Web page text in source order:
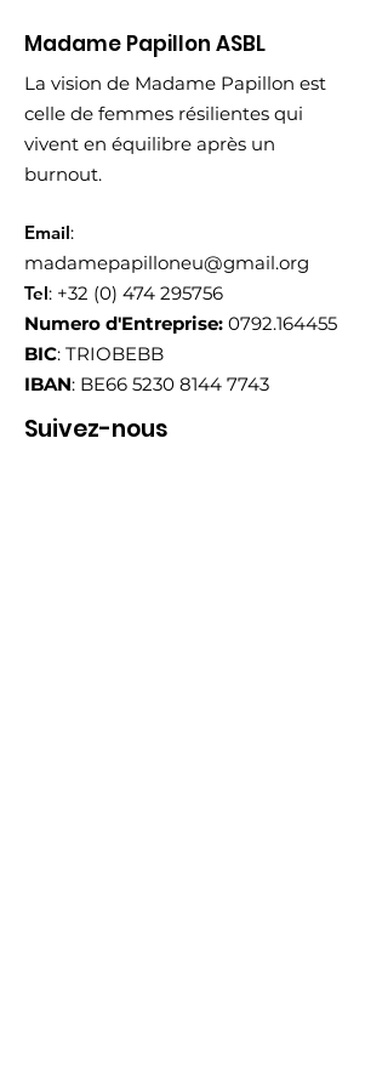
Madame Papillon ASBL
La vision de Madame Papillon est
celle de femmes résilientes qui
vivent en équilibre après un
burnout.
Email:
madamepapilloneu@gmail.org
Tel: +32 (0) 474 295756
Numero d'Entreprise: 0792.164455
BIC: TRIOBEBB
IBAN: BE66 5230 8144 7743
Suivez-nous